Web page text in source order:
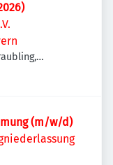
(m/w/d)